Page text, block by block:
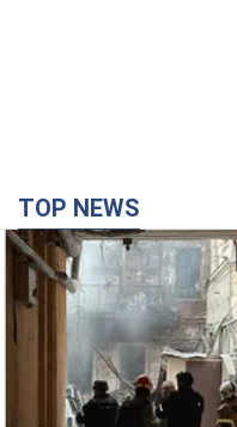
TOP NEWS